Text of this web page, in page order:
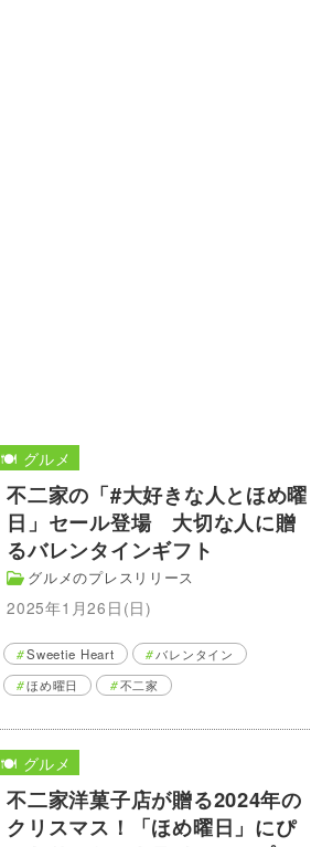
不二家の「#大好きな人とほめ曜
日」セール登場 大切な人に贈
るバレンタインギフト
グルメのプレスリリース
2025年1月26日(日)
🍽️ グルメ
Sweetie Heart
バレンタイン
ほめ曜日
不二家
不二家洋菓子店が贈る2024年の
クリスマス！「ほめ曜日」にぴ
🍽️ グルメ